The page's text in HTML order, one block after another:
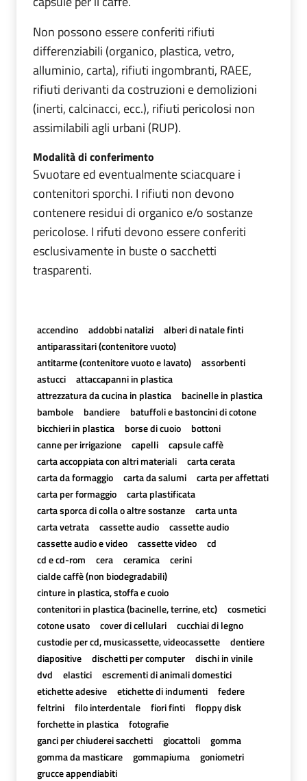
Non possono essere conferiti rifiuti
differenziabili (organico, plastica, vetro,
alluminio, carta), rifiuti ingombranti, RAEE,
rifiuti derivanti da costruzioni e demolizioni
(inerti, calcinacci, ecc.), rifiuti pericolosi non
assimilabili agli urbani (RUP).
Modalità di conferimento
Svuotare ed eventualmente sciacquare i
contenitori sporchi. I rifiuti non devono
contenere residui di organico e/o sostanze
pericolose. I rifuti devono essere conferiti
esclusivamente in buste o sacchetti
trasparenti.
accendino addobbi natalizi
alberi di natale finti
antiparassitari (contenitore vuoto)
antitarme (contenitore vuoto e lavato)
assorbenti
astucci
attaccapanni in plastica
attrezzatura da cucina in plastica
bacinelle in plastica
bambole
bandiere
batuffoli e bastoncini di cotone
bicchieri in plastica
borse di cuoio
bottoni
canne per irrigazione
capelli
capsule caffè
carta accoppiata con altri materiali
carta cerata
carta da formaggio
carta da salumi
carta per affettati
carta per formaggio
carta plastificata
carta sporca di colla o altre sostanze
carta unta
carta vetrata
cassette audio
cassette audio
cassette audio e video
cassette video
cd
cd e cd-rom
cera ceramica
cerini
cialde caffè (non biodegradabili)
cinture in plastica, stoffa e cuoio
contenitori in plastica (bacinelle, terrine, etc)
cosmetici
cotone usato
cover di cellulari
cucchiai di legno
custodie per cd, musicassette, videocassette
dentiere
diapositive
dischetti per computer
dischi in vinile
dvd
elastici
escrementi di animali domestici
etichette adesive
etichette di indumenti
federe
feltrini
filo interdentale fiori finti
floppy disk
forchette in plastica
fotografie
ganci per chiuderei sacchetti
giocattoli
gomma
gomma da masticare
gommapiuma
goniometri
grucce appendiabiti